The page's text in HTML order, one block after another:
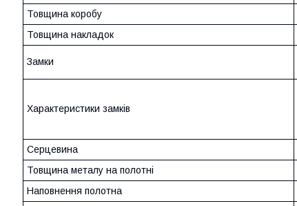
Товщина коробу
Товщина накладок
Замки
Характеристики замків
Серцевина
Товщина металу на полотні
Наповнення полотна